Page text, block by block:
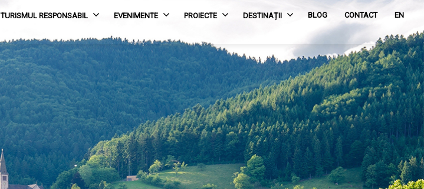
TURISMUL RESPONSABIL EVENIMENTE PROIECTE DESTINAȚII BLOG CONTACT EN